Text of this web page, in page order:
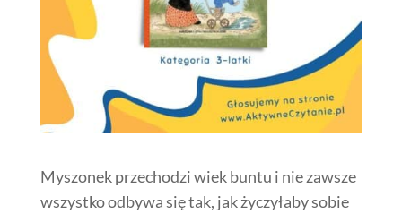
Myszonek przechodzi wiek buntu i nie zawsze
wszystko odbywa się tak, jak życzyłaby sobie